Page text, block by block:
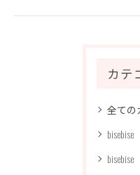
カテ
全ての